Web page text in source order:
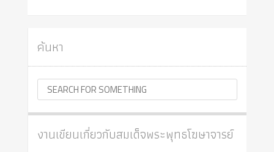
ค้นหา
งานเขียนเกี่ยวกับสมเด็จพระพุทธโฆษาจารย์